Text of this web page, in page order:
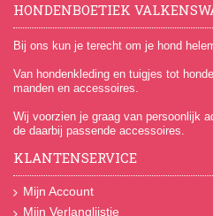
HONDENBOETIEK
Bij ons kun je terecht om je hond
Van hondenkleding en tuigjes tot
manden en accessoires.
Wij voorzien je graag van persoonlijk
de daarbij passende accessoires.
KLANTENSERVICE
Mijn Account
Mijn Verlanglijstje